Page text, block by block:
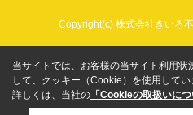
Copyright(c) 株式会社きいろ
当サイトでは、お客様の当サイト利用状
して、クッキー（Cookie）を使用してい
詳しくは、当社の 「Cookieの取扱いにつ